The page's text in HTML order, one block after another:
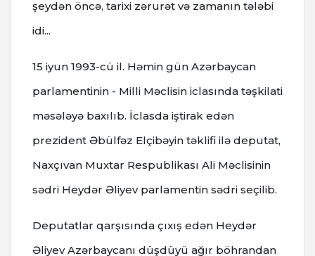
şeydən öncə, tarixi zərurət və zamanın tələbi
idi...
15 iyun 1993-cü il. Həmin gün Azərbaycan
parlamentinin - Milli Məclisin iclasında təşkilati
məsələyə baxılıb. İclasda iştirak edən
prezident Əbülfəz Elçibəyin təklifi ilə deputat,
Naxçıvan Muxtar Respublikası Ali Məclisinin
sədri Heydər Əliyev parlamentin sədri seçilib.
Deputatlar qarşısında çıxış edən Heydər
Əliyev Azərbaycanı düşdüyü ağır böhrandan